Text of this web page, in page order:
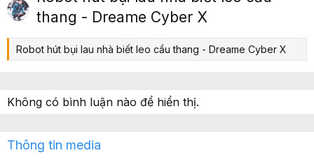
c
thang - Dreame Cyber X
Robot hút bụi lau nhà biết leo cầu thang - Dreame Cyber X
Không có bình luận nào để hiển thị.
Thông tin media